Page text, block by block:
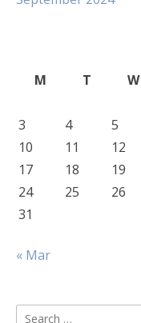
M
T W
3
4 5
10
11 12
17
18 19
24
25 26
31
« Mar
Search